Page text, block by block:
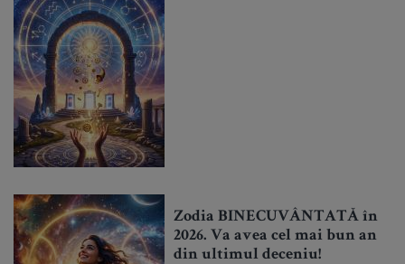
Zodia BINECUVÂNTATĂ în
2026. Va avea cel mai bun an
din ultimul deceniu!